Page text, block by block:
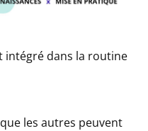
intégré dans la routine
les autres peuvent